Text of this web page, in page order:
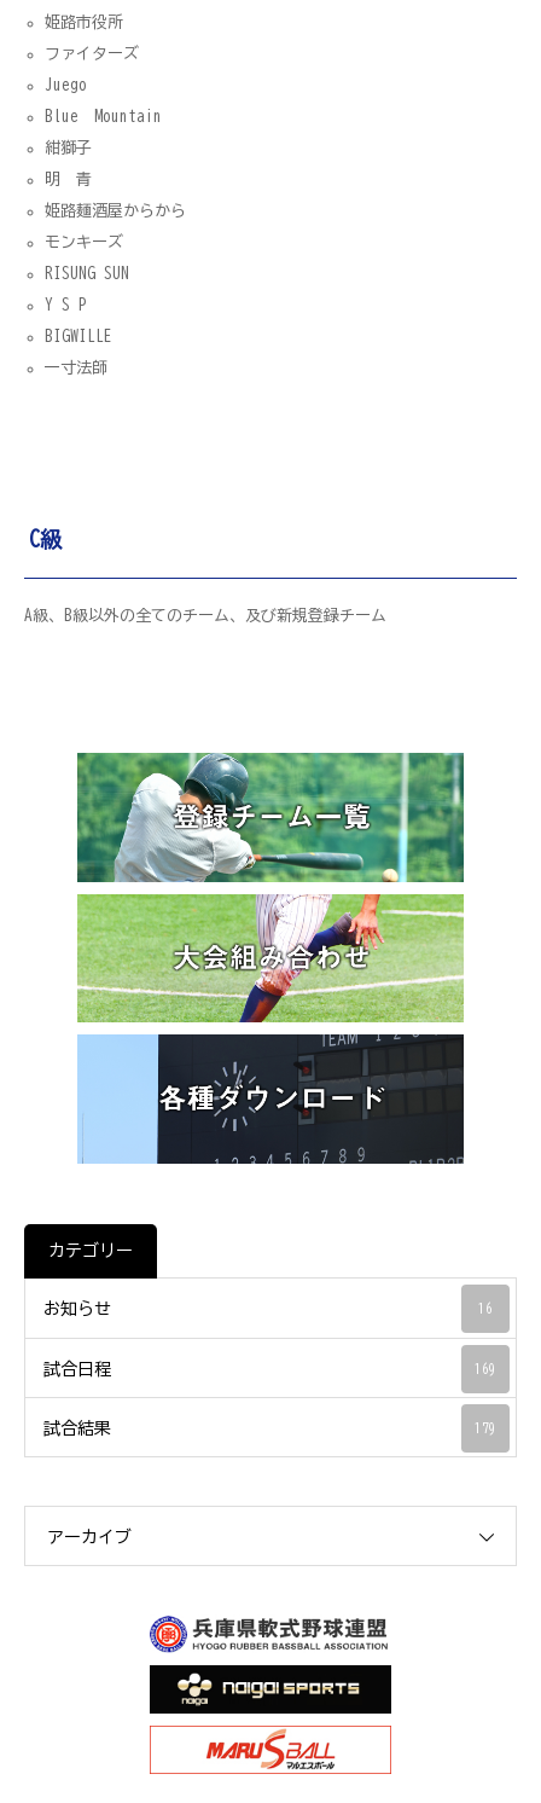
姫路市役所
ファイターズ
Juego
Blue Mountain
紺獅子
明 青
姫路麺酒屋からから
モンキーズ
RISUNG SUN
Y S P
BIGWILLE
一寸法師
C級
A級、B級以外の全てのチーム、及び新規登録チーム
カテゴリー
お知らせ 16
試合日程 169
試合結果 179
アーカイブ